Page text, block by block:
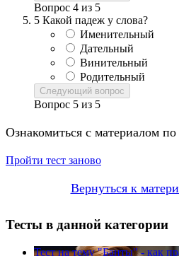
Вопрос 4 из 5
5 Какой падеж у слова?
Именительный
Дательный
Винительный
Родительный
Следующий вопрос
Вопрос 5 из 5
Ознакомиться с материалом
Пройти тест заново
Вернуться к
Тесты в данной категории
Тест на тему "Банты" - как